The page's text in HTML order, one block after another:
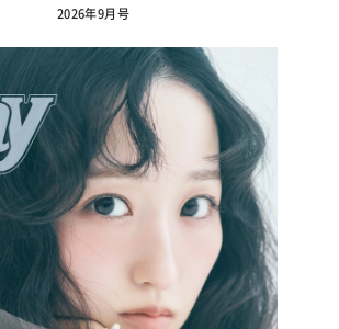
2026年9月号